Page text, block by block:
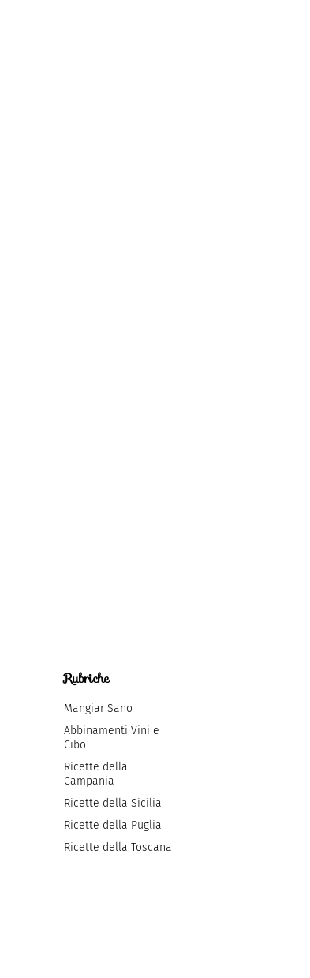
Rubriche
Mangiar Sano
Abbinamenti Vini e
Cibo
Ricette della
Campania
Ricette della Sicilia
Ricette della Puglia
Ricette della Toscana